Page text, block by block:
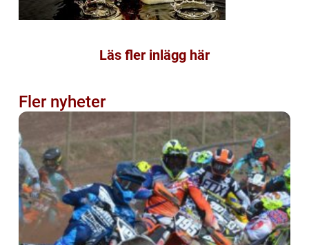
Läs fler inlägg här
Fler nyheter